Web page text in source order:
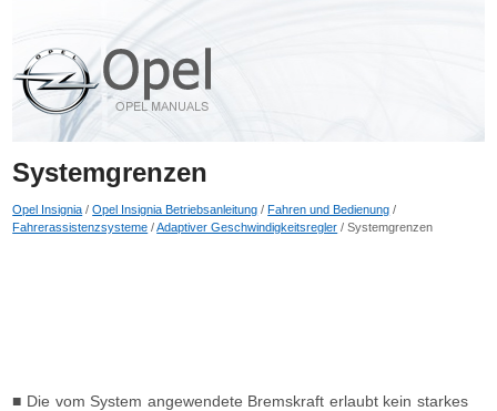
Systemgrenzen
Opel Insignia /Opel Insignia Betriebsanleitung /Fahren und Bedienung /
Fahrerassistenzsysteme /Adaptiver Geschwindigkeitsregler / Systemgrenzen
■ Die vom System angewendete Bremskraft erlaubt kein starkes